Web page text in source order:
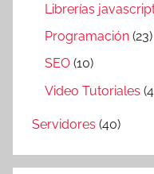
Librerías
Programación (23)
SEO (10)
Video Tutoriales
Servidores (40)